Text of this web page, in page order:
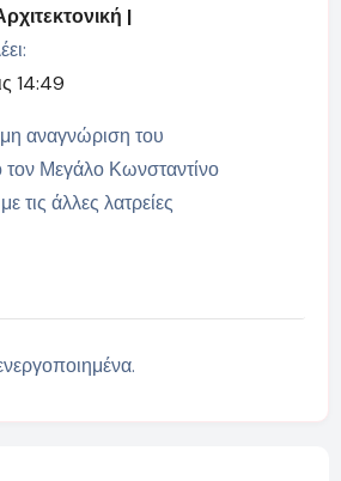
|
14:49
αναγνώριση του
τον Μεγάλο Κωνσταντίνο
τις άλλες λατρείες